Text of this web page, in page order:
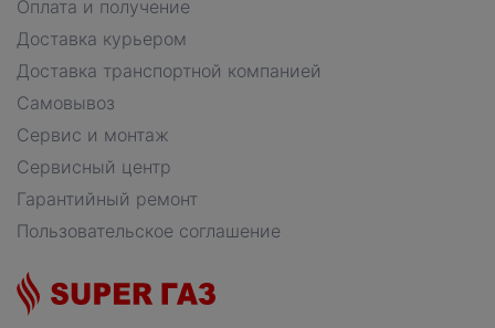
Оплата и получение
Доставка курьером
Доставка транспортной компанией
Самовывоз
Сервис и монтаж
Сервисный центр
Гарантийный ремонт
Пользовательское соглашение